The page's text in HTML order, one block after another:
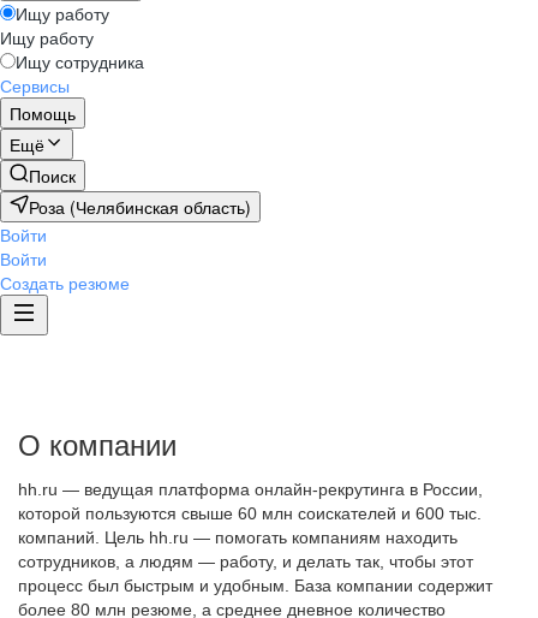
Ищу работу
Ищу работу
Ищу сотрудника
Сервисы
Помощь
Ещё
Поиск
Роза (Челябинская область)
Войти
Войти
Создать резюме
О компании
hh.ru — ведущая платформа онлайн-рекрутинга в России,
которой пользуются свыше 60 млн соискателей и 600 тыс.
компаний. Цель hh.ru — помогать компаниям находить
сотрудников, а людям — работу, и делать так, чтобы этот
процесс был быстрым и удобным. База компании содержит
более 80 млн резюме, а среднее дневное количество